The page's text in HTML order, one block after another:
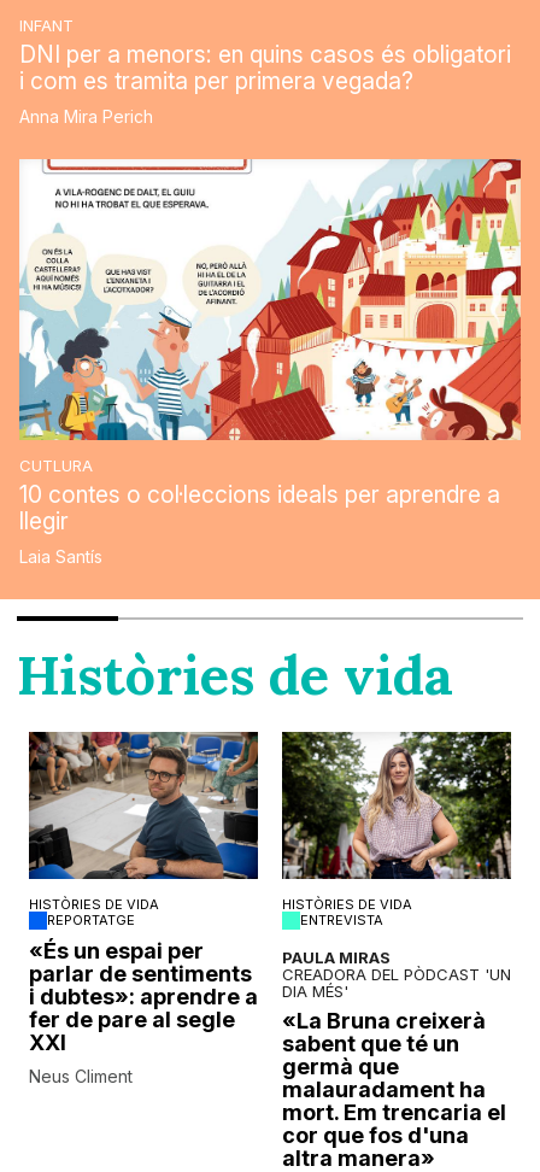
INFANT
DNI per a menors: en quins casos és obligatori
i com es tramita per primera vegada?
Anna Mira Perich
CUTLURA
10 contes o col·leccions ideals per aprendre a
llegir
Laia Santís
Històries de vida
HISTÒRIES DE VIDA
REPORTATGE
«És un espai per
parlar de sentiments
i dubtes»: aprendre a
fer de pare al segle
XXI
Neus Climent
HISTÒRIES DE VIDA
ENTREVISTA
PAULA MIRAS
CREADORA DEL PÒDCAST 'UN
DIA MÉS'
«La Bruna creixerà
sabent que té un
germà que
malauradament ha
mort. Em trencaria el
cor que fos d'una
altra manera»